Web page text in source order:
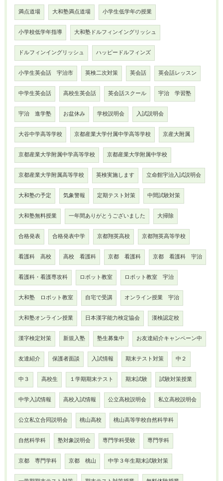
満点道場 大和塾満点道場 小学生低学年の授業
小学校低学年指導 大和塾ドルフィンイングリッシュ
ドルフィンイングリッシュ ハッピードルフィンズ
小学生英会話 宇治市 英検二次対策 英会話 英会話レッスン
中学生英会話 高校生英会話 英会話スクール 宇治 学習塾
宇治 進学塾 お盆休み 学校説明会 入試説明会
大谷中学高等学校 京都産業大学付属中学高等学校 京産大附属
京都産業大学附属中学高等学校 京都産業大学附属中学校
京都産業大学附属高等学校 英検実施します 立命館宇治入試説明会
大和塾の予定 気象警報 定期テスト対策 中間試験対策
大和塾無料授業 一年間ありがとうございました 大掃除
合格発表 合格発表中学 京都翔英高校 京都翔英高等学校
看護科 高校 高校 看護科 京都 看護科 京都 看護科 宇治
看護科・看護専攻科 ロボット教室 ロボット教室 宇治
大和塾 ロボット教室 自宅で受講 オンライン授業 宇治
大和塾オンライン授業 日本漢字能力検定協会 漢検認定校
漢字検定対策 新規入塾 塾生募集中 お友達紹介キャンペーン中
友達紹介 保護者面談 入試情報 期末テスト対策 中２
中３ 高校生 １学期期末テスト 期末試験 試験対策授業
中学入試情報 高校入試情報 公立高校説明会 私立高校説明会
公立私立合同説明会 桃山高校 桃山高等学校自然科学科
自然科学科 塾対象説明会 専門学科受験 専門学科
京都 専門学科 京都 桃山 中学３年生期末試験対策